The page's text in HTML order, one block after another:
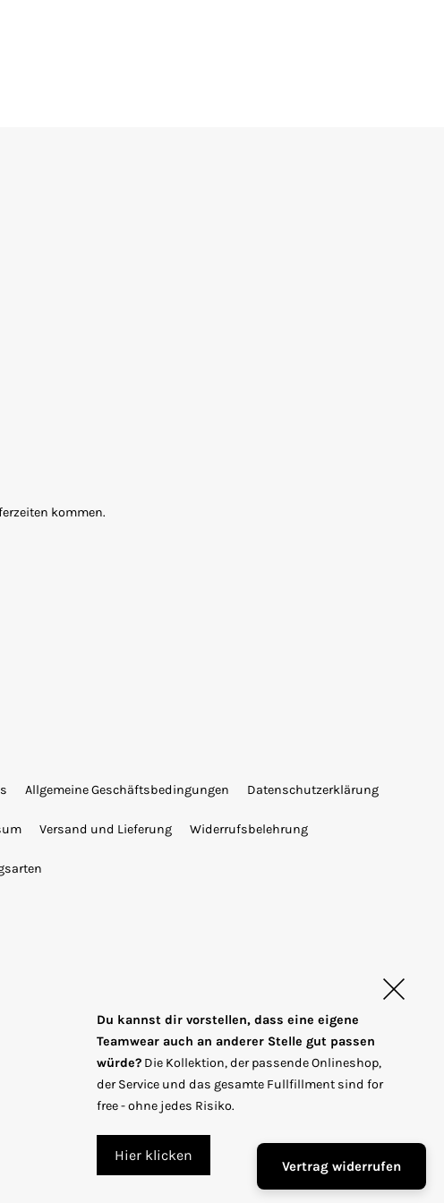
kommen.
Allgemeine Geschäftsbedingungen Datenschutzerklärung
Versand und Lieferung Widerrufsbelehrung
T
r
s
EUR €
Du kannst dir vorstellen, dass eine eigene
Teamwear auch an anderer Stelle gut passen
würde? Die Kollektion, der passende Onlineshop,
der Service und das gesamte Fullfillment sind for
free - ohne jedes Risiko.
Hier klicken
Vertrag widerrufen